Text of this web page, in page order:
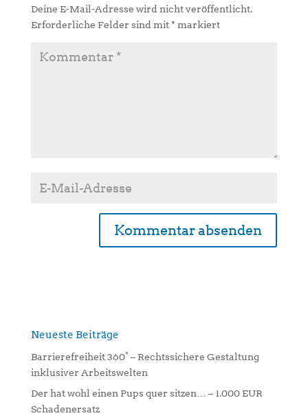
Deine E-Mail-Adresse wird nicht veröffentlicht.
Erforderliche Felder sind mit* markiert
n
t
v
e
Neueste Beiträge
Barrierefreiheit 360° – Rechtssichere Gestaltung
inklusiver Arbeitswelten
Der hat wohl einen Pups quer sitzen… – 1.000 EUR
Schadenersatz